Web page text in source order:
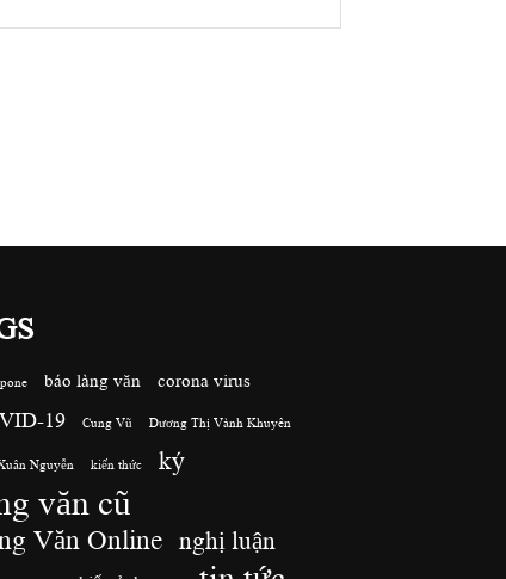
báo làng văn corona virus
19 Cung Vũ Dương Thị Vành Khuyên
Nguyễn kiến thức ký
văn cũ
Văn Online nghị luận